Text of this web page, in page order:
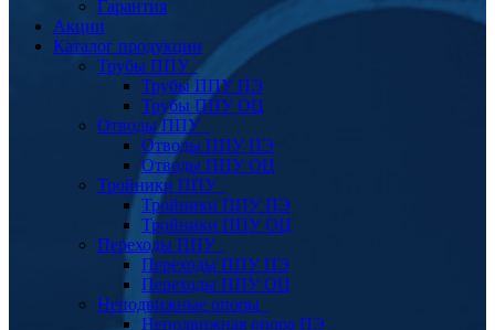
Гарантия
Акции
Каталог продукции
Трубы ППУ
Трубы ППУ ПЭ
Трубы ППУ ОЦ
Отводы ППУ
Отводы ППУ ПЭ
Отводы ППУ ОЦ
Тройники ППУ
Тройники ППУ ПЭ
Тройники ППУ ОЦ
Переходы ППУ
Переходы ППУ ПЭ
Переходы ППУ ОЦ
Неподвижные опоры
Неподвижная опора ПЭ